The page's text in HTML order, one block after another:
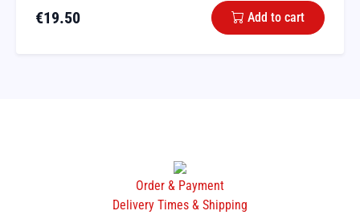
€19.50 Add to cart
Order & Payment
Delivery Times & Shipping